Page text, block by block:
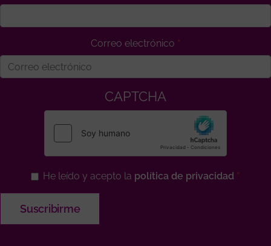
Correo electrónico
CAPTCHA
He leído y acepto la política de privacidad